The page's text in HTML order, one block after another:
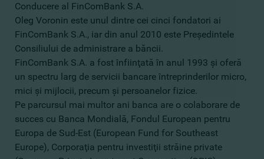
Conducere al FinComBank S.A.
Oleg Voronin este unul dintre cei cinci fondatori ai
FinComBank S.A., iar din anul 2010 este Preşedintele
Consiliului de administrare a băncii.
FinComBank S.A. a fost înfiinţată în anul 1993 şi oferă
un spectru larg de servicii bancare întreprinderilor micro,
mici şi mijlocii, precum şi persoanelor fizice.
Pe parcursul mai multor ani banca are o colaborare de
succes cu Banca Mondială, Fondul European pentru
Europa de Sud-Est (European Fund for Southeast
Europe), Corporaţia pentru investiţii străine private